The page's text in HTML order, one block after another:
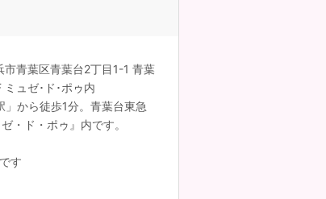
青葉区青葉台2丁目1-1 青葉
ュゼ･ド･ポゥ内
から徒歩1分。青葉台東急
・ド・ポゥ』内です。
す